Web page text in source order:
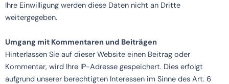
Ihre Einwilligung werden diese Daten nicht an Dritte
weitergegeben.
Umgang mit Kommentaren und Beiträgen
Hinterlassen Sie auf dieser Website einen Beitrag oder
Kommentar, wird Ihre IP-Adresse gespeichert. Dies erfolgt
aufgrund unserer berechtigten Interessen im Sinne des Art. 6